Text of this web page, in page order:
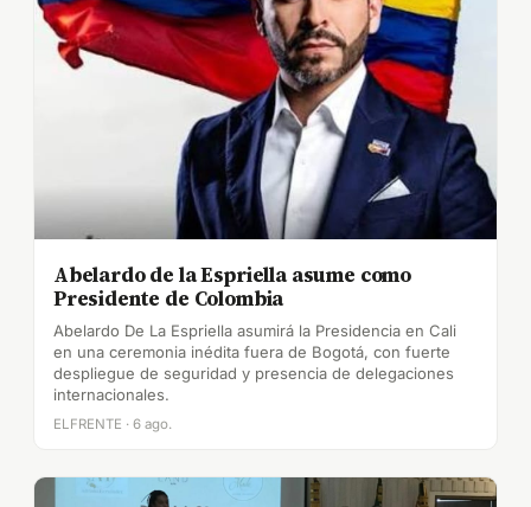
Abelardo de la Espriella asume como
Presidente de Colombia
Abelardo De La Espriella asumirá la Presidencia en Cali
en una ceremonia inédita fuera de Bogotá, con fuerte
despliegue de seguridad y presencia de delegaciones
internacionales.
ELFRENTE · 6 ago.